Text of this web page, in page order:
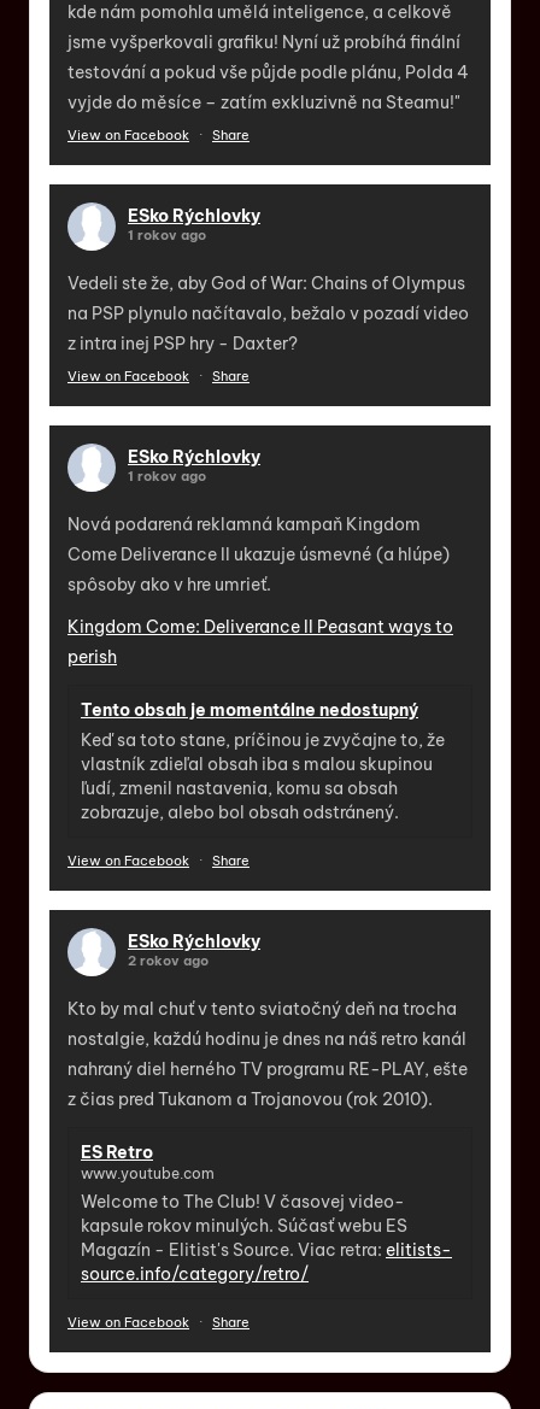
kde nám pomohla umělá inteligence, a celkově
jsme vyšperkovali grafiku! Nyní už probíhá finální
testování a pokud vše půjde podle plánu, Polda 4
vyjde do měsíce – zatím exkluzivně na Steamu!"
View on Facebook · Share
ESko Rýchlovky
1 rokov ago
Vedeli ste že, aby God of War: Chains of Olympus
na PSP plynulo načítavalo, bežalo v pozadí video
z intra inej PSP hry - Daxter?
View on Facebook · Share
ESko Rýchlovky
1 rokov ago
Nová podarená reklamná kampaň Kingdom
Come Deliverance II ukazuje úsmevné (a hlúpe)
spôsoby ako v hre umrieť.
Kingdom Come: Deliverance II Peasant ways to
perish
Tento obsah je momentálne nedostupný
Keď sa toto stane, príčinou je zvyčajne to, že
vlastník zdieľal obsah iba s malou skupinou
ľudí, zmenil nastavenia, komu sa obsah
zobrazuje, alebo bol obsah odstránený.
View on Facebook · Share
ESko Rýchlovky
2 rokov ago
Kto by mal chuť v tento sviatočný deň na trocha
nostalgie, každú hodinu je dnes na náš retro kanál
nahraný diel herného TV programu RE-PLAY, ešte
z čias pred Tukanom a Trojanovou (rok 2010).
ES Retro
www.youtube.com
Welcome to The Club! V časovej video-
kapsule rokov minulých. Súčasť webu ES
Magazín - Elitist's Source. Viac retra: elitists-
source.info/category/retro/
View on Facebook · Share